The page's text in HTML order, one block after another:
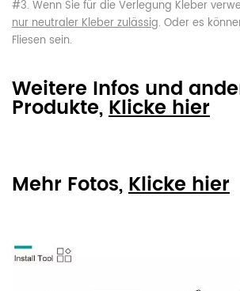
#3. Wenn Sie für die Verlegung Kleber
nur neutraler Kleber zulässig. Oder es
Fliesen sein.
Weitere Infos und
Produkte,Klicke hier
Mehr Fotos,Klicke hier